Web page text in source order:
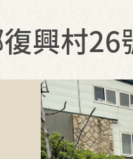
興村26